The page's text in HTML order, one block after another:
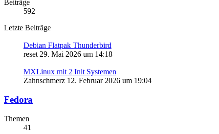
Beiträge
592
Letzte Beiträge
Debian Flatpak Thunderbird
reset 29. Mai 2026 um 14:18
MXLinux mit 2 Init Systemen
Zahnschmerz 12. Februar 2026 um 19:04
Fedora
Themen
41